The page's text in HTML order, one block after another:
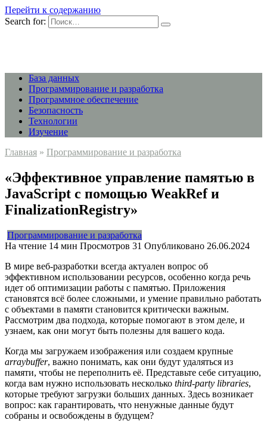
Перейти к содержанию
Search for:
База данных
Программирование и разработка
Программное обеспечение
Безопасность
Технологии
Изучение
Главная » Программирование и разработка
«Эффективное управление памятью в
JavaScript с помощью WeakRef и
FinalizationRegistry»
Программирование и разработка
На чтение 14 мин Просмотров 31 Опубликовано 26.06.2024
В мире веб-разработки всегда актуален вопрос об
эффективном использовании ресурсов, особенно когда речь
идет об оптимизации работы с памятью. Приложения
становятся всё более сложными, и умение правильно работать
с объектами в памяти становится критически важным.
Рассмотрим два подхода, которые помогают в этом деле, и
узнаем, как они могут быть полезны для вашего кода.
Когда мы загружаем изображения или создаем крупные
arraybuffer, важно понимать, как они будут удаляться из
памяти, чтобы не переполнить её. Представьте себе ситуацию,
когда вам нужно использовать несколько third-party libraries,
которые требуют загрузки больших данных. Здесь возникает
вопрос: как гарантировать, что ненужные данные будут
собраны и освобождены в будущем?